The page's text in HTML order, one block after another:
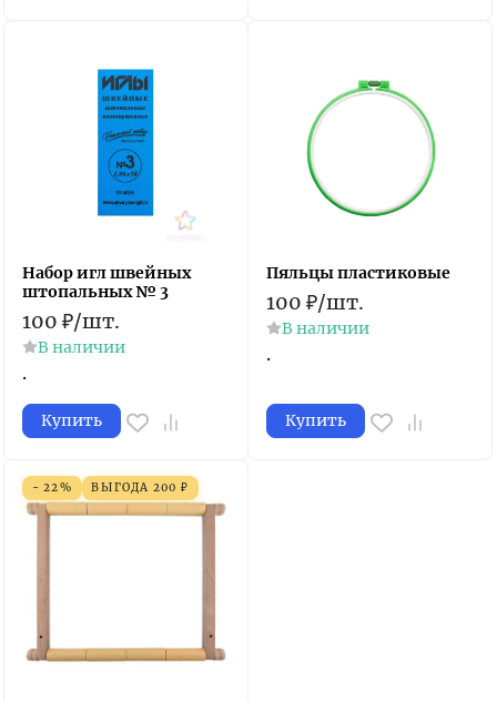
Набор игл швейных
штопальных № 3
100 ₽/шт.
В наличии
.
Купить
Пяльцы пластиковые
100 ₽/шт.
В наличии
.
Купить
- 22% ВЫГОДА 200 ₽